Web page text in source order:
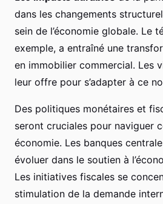
dans les changements
sein de l’économie globale. Le
exemple, a entraîné une
en immobilier commercial. Les
leur offre pour s’adapter à ce
Des politiques monétaires et
seront cruciales pour naviguer
économie. Les banques
évoluer dans le soutien à
Les initiatives fiscales se
stimulation de la demande